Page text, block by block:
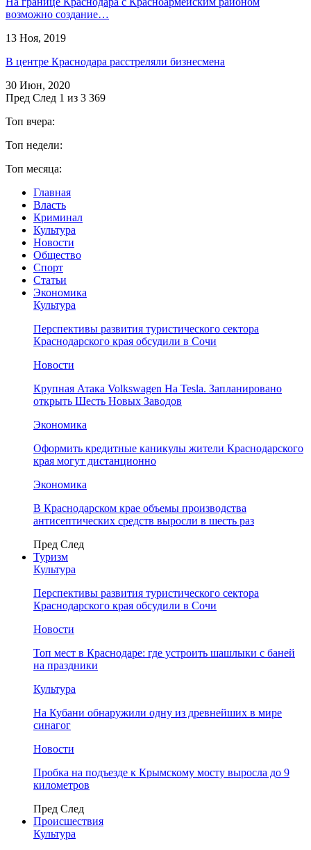
возможно создание…
13 Ноя, 2019
В центре Краснодара расстреляли бизнесмена
30 Июн, 2020
Пред След 1 из 3 369
Топ вчера:
Топ недели:
Топ месяца:
Главная
Власть
Криминал
Культура
Новости
Общество
Спорт
Статьи
Экономика
Культура
Перспективы развития туристического сектора
Краснодарского края обсудили в Сочи
Новости
Крупная Атака Volkswagen На Tesla. Запланировано
открыть Шесть Новых Заводов
Экономика
Оформить кредитные каникулы жители Краснодарского
края могут дистанционно
Экономика
В Краснодарском крае объемы производства
антисептических средств выросли в шесть раз
Пред След
Туризм
Культура
Перспективы развития туристического сектора
Краснодарского края обсудили в Сочи
Новости
Топ мест в Краснодаре: где устроить шашлыки с баней
на праздники
Культура
На Кубани обнаружили одну из древнейших в мире
синагог
Новости
Пробка на подъезде к Крымскому мосту выросла до 9
километров
Пред След
Происшествия
Культура